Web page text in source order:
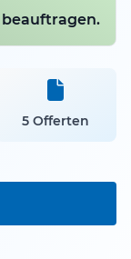
beauftragen.
5 Offerten